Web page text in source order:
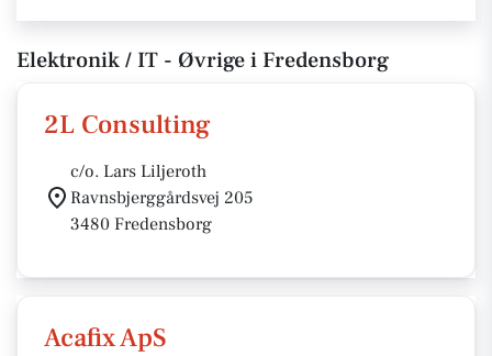
Elektronik / IT - Øvrige i Fredensborg
2L Consulting
c/o. Lars Liljeroth
Ravnsbjerggårdsvej 205
3480 Fredensborg
Acafix ApS